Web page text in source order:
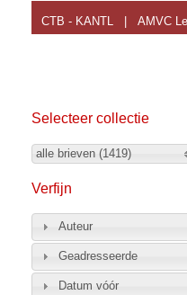
CTB - KANTL AMVC
Selecteer collectie
alle brieven (1419)
Verfijn
Auteur
Geadresseerde
Datum vóór